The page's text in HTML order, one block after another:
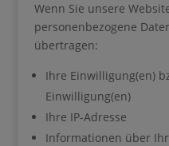
Wenn Sie unsere
personenbezogene
übertragen:
Ihre Einwilligung(en)
Einwilligung(en)
Ihre IP-Adresse
Informationen über